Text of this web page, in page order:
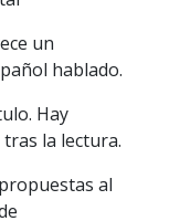
un
hablado.
Hay
la lectura.
al